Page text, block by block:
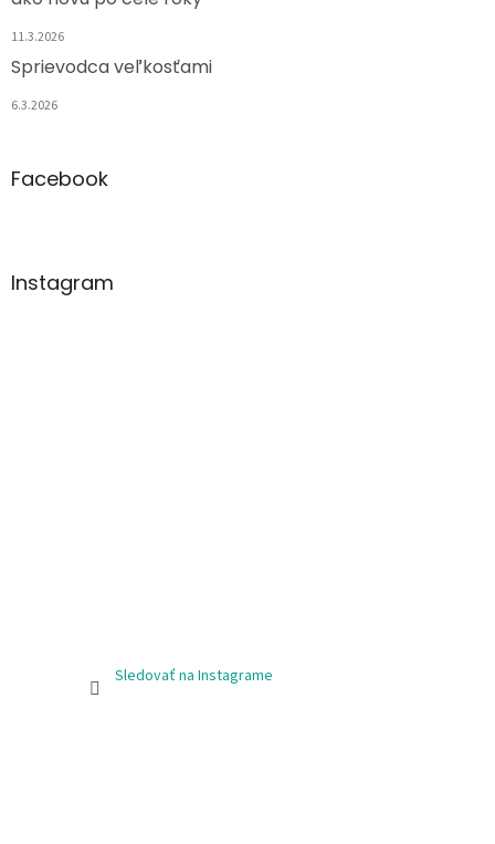
11.3.2026
Sprievodca veľkosťami
6.3.2026
Facebook
Instagram
Sledovať na Instagrame